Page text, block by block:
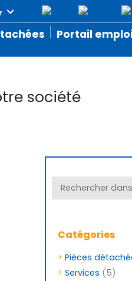
Portail emploi
société
Catégories
> Pièces
> Services (5)